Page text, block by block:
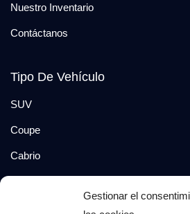
Gestionar el
Nuestro Inventario
Contáctanos
Tipo De Vehículo
SUV
Coupe
Cabrio